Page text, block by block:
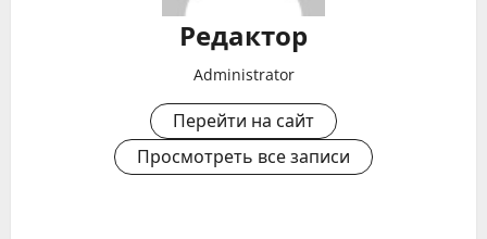
Редактор
Administrator
Перейти на сайт
Просмотреть все записи